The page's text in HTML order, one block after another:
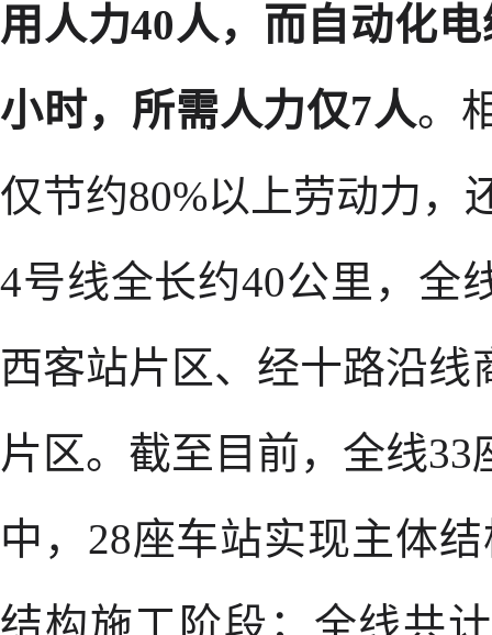
用人力40人，而自动化
小时，所需人力仅7人。
仅节约80%以上劳动力，
4号线全长约40公里，全
西客站片区、经十路沿
片区。截至目前，全线
中，28座车站实现主体
结构施工阶段；全线共